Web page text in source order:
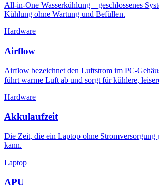
All-in-One Wasserkühlung – geschlossenes
Kühlung ohne Wartung und Befüllen.
Hardware
Airflow
Airflow bezeichnet den Luftstrom im PC-
führt warme Luft ab und sorgt für kühlere,
Hardware
Akkulaufzeit
Die Zeit, die ein Laptop ohne Stromversorgung
kann.
Laptop
APU